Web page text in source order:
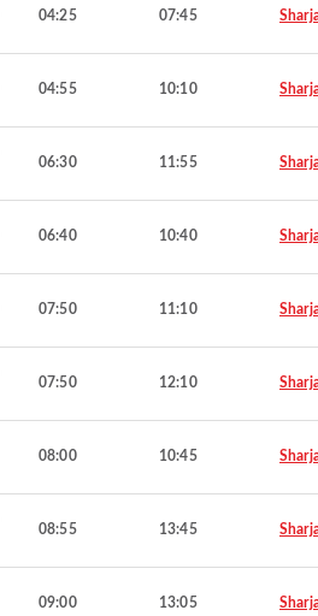
04:25 07:45
04:55 10:10
06:30 11:55
06:40 10:40
07:50 11:10
07:50 12:10
08:00 10:45
08:55 13:45
09:00 13:05